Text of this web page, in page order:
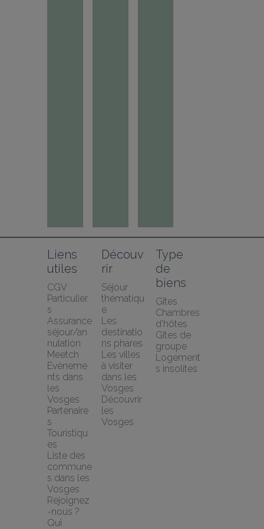
Liens
utiles
CGV
Particulier
s
Assurance
séjour/an
nulation
Meetch
Evèneme
nts dans
les
Vosges
Partenaire
s
Touristiqu
es
Liste des
commune
s dans les
Vosges
Rejoignez
-nous ?
Qui
Découv
rir
Séjour
thématiqu
e
Les
destinatio
ns phares
Les villes
à visiter
dans les
Vosges
Découvrir
les
Vosges
Type
de
biens
Gîtes
Chambres
d’hôtes
Gîtes de
groupe
Logement
s insolites